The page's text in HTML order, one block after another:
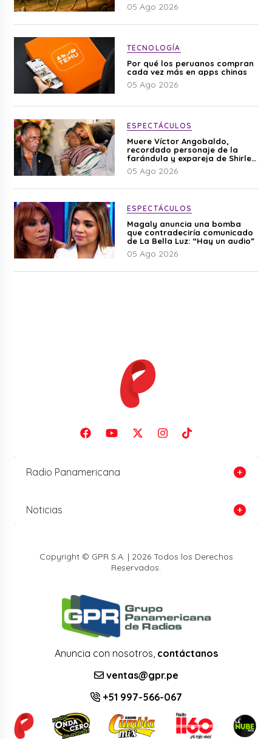
05 Ago 2026
TECNOLOGÍA
Por qué los peruanos compran
cada vez más en apps chinas
05 Ago 2026
ESPECTÁCULOS
Muere Víctor Angobaldo,
recordado personaje de la
farándula y expareja de Shirley
Cherres
05 Ago 2026
ESPECTÁCULOS
Magaly anuncia una bomba
que contradeciría comunicado
de La Bella Luz: “Hay un audio”
05 Ago 2026
Radio Panamericana
Noticias
Copyright © GPR S.A. | 2026 Todos los Derechos
Reservados.
Anuncia con nosotros, contáctanos
ventas@gpr.pe
+51 997-566-067